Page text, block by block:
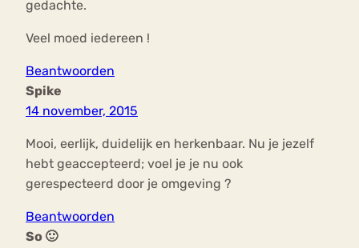
gedachte.
Veel moed iedereen !
Beantwoorden
Spike
14 november, 2015
Mooi, eerlijk, duidelijk en herkenbaar. Nu je jezelf
hebt geaccepteerd; voel je je nu ook
gerespecteerd door je omgeving ?
Beantwoorden
So 🙂